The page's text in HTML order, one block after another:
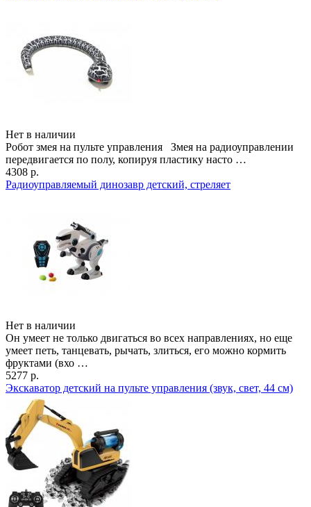
Нет в наличии
Робот змея на пульте управления Змея на радиоуправлении
передвигается по полу, копируя пластику насто …
4308 р.
Радиоуправляемый динозавр детский, стреляет
Нет в наличии
Он умеет не только двигаться во всех направлениях, но еще
умеет петь, танцевать, рычать, злиться, его можно кормить
фруктами (вхо …
5277 р.
Экскаватор детский на пульте управления (звук, свет, 44 см)